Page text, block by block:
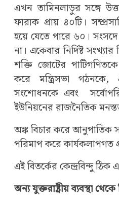
এখন তামিনলাড়ুর সঙ্গে
ফারাক প্রায় ৪০টি।
হয়ে যেতে পারে ৬০।
না। একেবার নির্দিষ্ট
শক্তি জোটের
করে মন্ত্রিসভা গঠনকে,
সংশোধনকে এবং
ইউনিয়নের রাজনৈতিক
অঙ্ক বিচার করে আনুপাতিক
পরিমাপ করে কার্যকলাপগত
এই বিতর্কের কেন্দ্রবিন্দু ঠিক
অন্য যুক্তরাষ্ট্রীয় ব্যবস্থা